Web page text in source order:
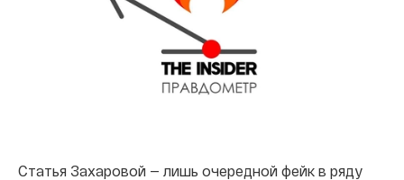
Статья Захаровой — лишь очередной фейк в ряду